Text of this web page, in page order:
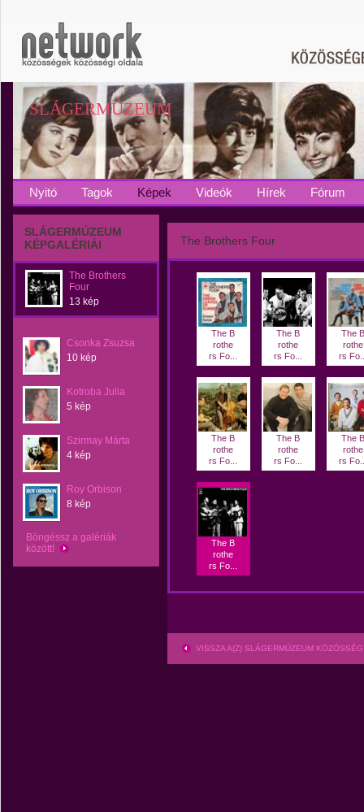
SLÁGERMÚZEUM
Nyitó Tagok Képek Videók Hírek Fórum
SLÁGERMÚZEUM
KÉPGALÉRIÁI
The Brothers
Four
13 kép
Csonka Zsuzsa
10 kép
Kotroba Julia
5 kép
Szirmay Márta
4 kép
Roy Orbison
8 kép
Böngéssz a galériák
között!
The Brothers Four
The B
rothe
rs Fo...
The B
rothe
rs Fo...
The B
rothe
rs
The B
rothe
rs Fo...
The B
rothe
rs Fo...
The B
rothe
rs
The B
rothe
rs Fo...
VISSZA A(Z) SLÁGERMÚZEUM